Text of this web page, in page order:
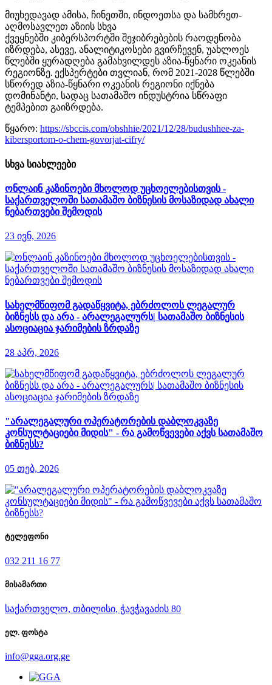
მიუხედავად ამისა, ჩინეთში, ინდოეთსა და სამხრეთ-
აღმოსავლეთ აზიის სხვა
ქვეყნებში კიბერსპორტში შეჯიბრებების რაოდენობა
იზრდება, ასევე, ანალიტიკოსები გვირჩევენ, უახლოეს
წლებში ყურადღება გამახვილდეს აზია-წყნარი ოკეანის
რეგიონზე. ექსპერტები თვლიან, რომ 2021-2028 წლებში
სწორედ აზია-წყნარი ოკეანის რეგიონი იქნება
დომინანტი, სადაც სათამაშო ინდუსტრია სწრაფი
ტემპებით გაიზრდება.
წყარო: https://sbccis.com/obshhie/2021/12/28/budushhee-za-
kibersportom-o-chem-govorjat-cifry/
სხვა სიახლეები
ონლაინ კაზინოები მხოლოდ უცხოელებისთვის -
საქართველოში სათამაშო ბიზნესის მოსაზიდად ახალი
ნებართვები შემოდის
23 ივნ, 2026
სახელმწიფომ გადაწყვიტა, ებრძოლოს ლეგალურ
ბიზნესს და არა - არალეგალურს| სათამაშო ბიზნესის
ასოციაცია ჯარიმების ზრდაზე
28 აპრ, 2026
"არალეგალური ოპერატორების დაბლოკვაზე
კონსულტაციები მიდის" - რა გამოწვევები აქვს სათამაშო
ბიზნესს?
05 თებ, 2026
ტელეფონი
032 211 16 77
მისამართი
საქართველო, თბილისი, ჭავჭავაძის 80
ელ. ფოსტა
info@gga.org.ge